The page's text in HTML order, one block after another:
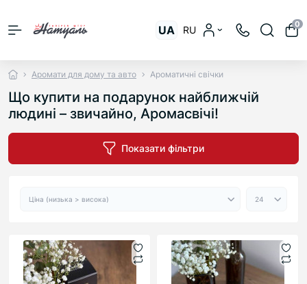
UA RU
0
Аромати для дому та авто Ароматичні свічки
Що купити на подарунок найближчій
людині – звичайно, Аромасвічі!
Показати фільтри